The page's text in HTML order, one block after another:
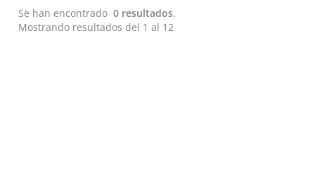
Se han encontrado0 resultados.
Mostrando resultados del 1 al 12